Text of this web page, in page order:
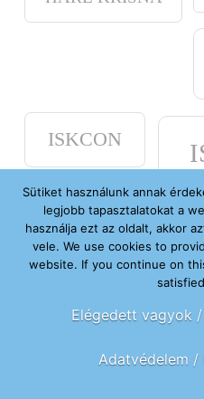
ISKCON
JÓGA
KRISNA-VÖLGY
MESÉK
Sütiket használunk annak
legjobb tapasztalatokat a
használja ezt az oldalt, akkor
vele. We use cookies to
website. If you continue on
Elégedett vagyok
Adatvédelem